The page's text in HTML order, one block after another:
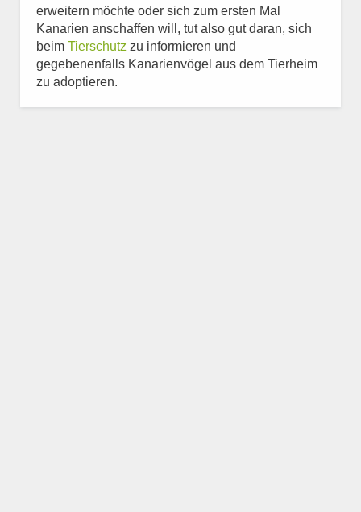
erweitern möchte oder sich zum ersten Mal
Kanarien anschaffen will, tut also gut daran, sich
beim Tierschutz zu informieren und
gegebenenfalls Kanarienvögel aus dem Tierheim
zu adoptieren.